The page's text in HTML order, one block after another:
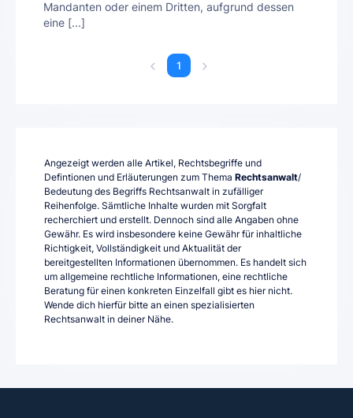
Mandanten oder einem Dritten, aufgrund dessen
eine [...]
1
Angezeigt werden alle Artikel, Rechtsbegriffe und
Defintionen und Erläuterungen zum Thema Rechtsanwalt/
Bedeutung des Begriffs Rechtsanwalt in zufälliger
Reihenfolge. Sämtliche Inhalte wurden mit Sorgfalt
recherchiert und erstellt. Dennoch sind alle Angaben ohne
Gewähr. Es wird insbesondere keine Gewähr für inhaltliche
Richtigkeit, Vollständigkeit und Aktualität der
bereitgestellten Informationen übernommen. Es handelt sich
um allgemeine rechtliche Informationen, eine rechtliche
Beratung für einen konkreten Einzelfall gibt es hier nicht.
Wende dich hierfür bitte an einen spezialisierten
Rechtsanwalt in deiner Nähe.